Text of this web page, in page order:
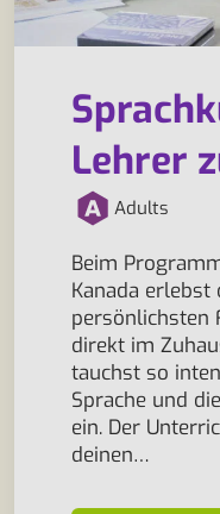
Lehrer
Adults
Beim
Kanada
persönlichsten
direkt im
tauchst so
Sprache und
ein. Der
deinen…